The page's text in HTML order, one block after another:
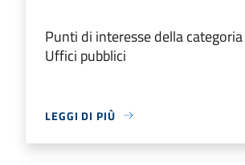
Punti di interesse della categoria
Uffici pubblici
LEGGI DI PIÙ